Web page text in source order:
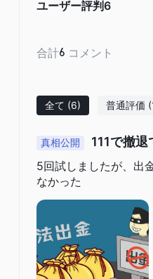
ユーザー評判6
合計6 コメント
全て (6) 普通評価
真相公開 111で撤
5回試しましたが、出
なかった